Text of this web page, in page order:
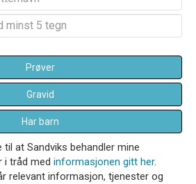
Prøver
Gravid
Har barn
til at Sandviks behandler mine
i tråd med informasjonen gitt her.
relevant informasjon, tjenester og